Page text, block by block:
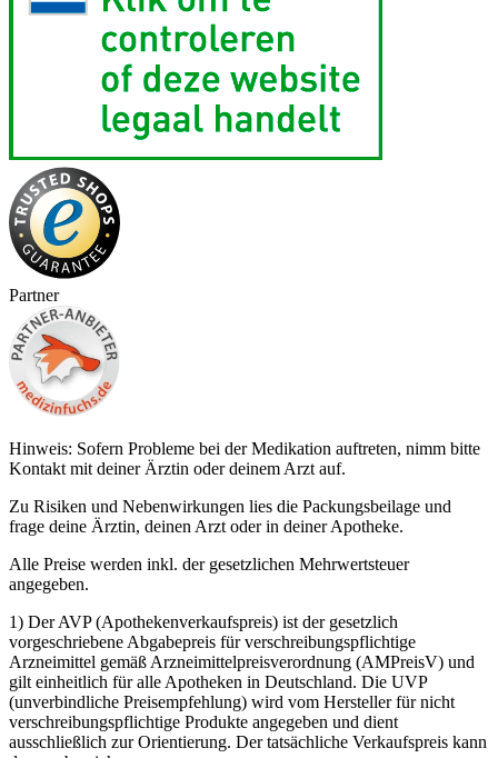
Partner
Hinweis: Sofern Probleme bei der Medikation auftreten, nimm bitte
Kontakt mit deiner Ärztin oder deinem Arzt auf.
Zu Risiken und Nebenwirkungen lies die Packungsbeilage und
frage deine Ärztin, deinen Arzt oder in deiner Apotheke.
Alle Preise werden inkl. der gesetzlichen Mehrwertsteuer
angegeben.
1) Der AVP (Apothekenverkaufspreis) ist der gesetzlich
vorgeschriebene Abgabepreis für verschreibungspflichtige
Arzneimittel gemäß Arzneimittelpreisverordnung (AMPreisV) und
gilt einheitlich für alle Apotheken in Deutschland. Die UVP
(unverbindliche Preisempfehlung) wird vom Hersteller für nicht
verschreibungspflichtige Produkte angegeben und dient
ausschließlich zur Orientierung. Der tatsächliche Verkaufspreis kann